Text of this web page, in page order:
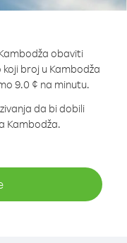
obaviti
koji broj u Kambodža
9.0 ¢ na minutu.
da bi dobili
Kambodža.